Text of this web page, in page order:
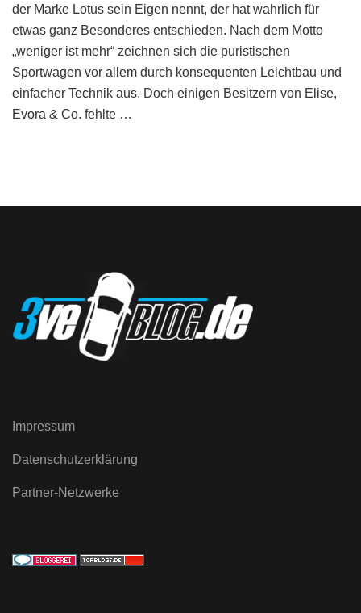
der Marke Lotus sein Eigen nennt, der hat wahrlich für
etwas ganz Besonderes entschieden. Nach dem Motto
„weniger ist mehr“ zeichnen sich die puristischen
Sportwagen vor allem durch konsequenten Leichtbau und
einfacher Technik aus. Doch einigen Besitzern von Elise,
Evora & Co. fehlte …
Impressum
Datenschutzerklärung
Partner-Netzwerke